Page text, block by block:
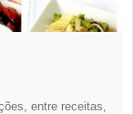
entre receitas,